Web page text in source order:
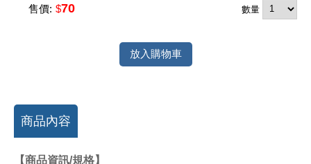
售價: $70 數量
放入購物車
商品內容
【商品資訊/規格】